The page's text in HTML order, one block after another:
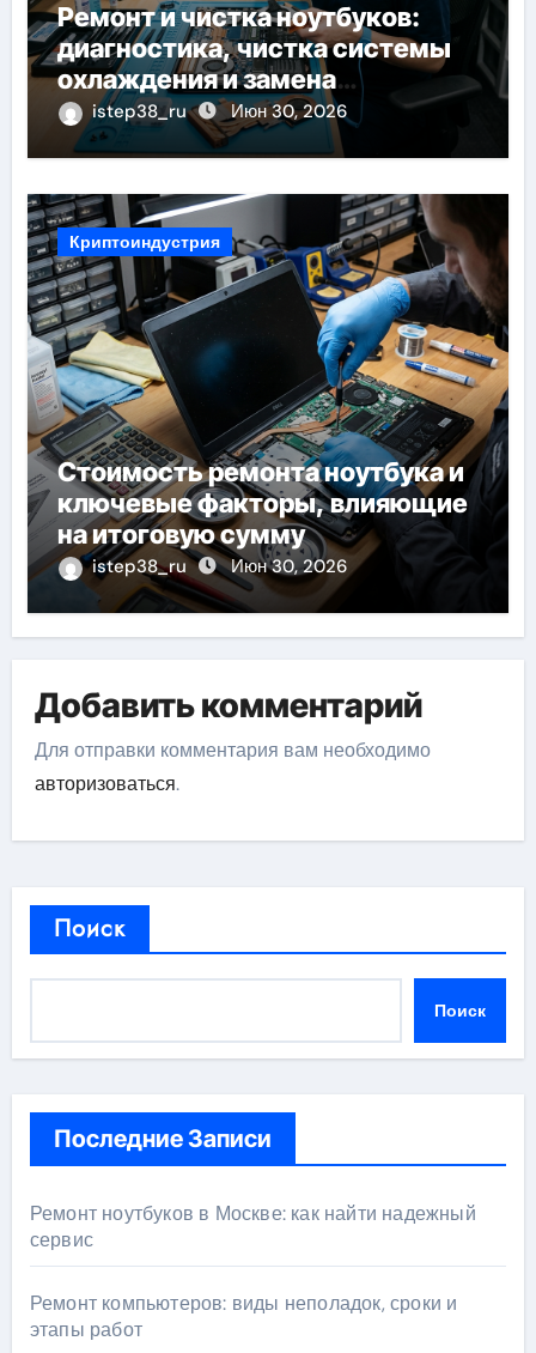
Ремонт и чистка ноутбуков:
диагностика, чистка системы
охлаждения и замена
компонентов
istep38_ru Июн 30, 2026
Криптоиндустрия
Стоимость ремонта ноутбука и
ключевые факторы, влияющие
на итоговую сумму
istep38_ru Июн 30, 2026
Добавить комментарий
Для отправки комментария вам необходимо
авторизоваться.
Поиск
Поиск
Последние Записи
Ремонт ноутбуков в Москве: как найти надежный
сервис
Ремонт компьютеров: виды неполадок, сроки и
этапы работ